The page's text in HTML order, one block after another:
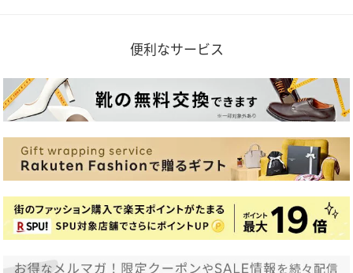
便利なサービス